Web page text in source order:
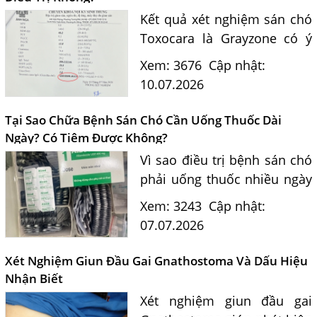
Kết quả xét nghiệm sán chó
Toxocara là Grayzone có ý
nghĩa gì? Bác sĩ Nguyễn Văn
Đức giải đáp khi nào cần
và những lưu ý phòng...
Xem: 3676 Cập nhật:
10.07.2026
Tại Sao Chữa Bệnh Sán Chó Cần Uống Thuốc Dài
Ngày? Có Tiêm Được Không?
Vì sao điều trị bệnh sán chó
phải uống thuốc nhiều ngày
mà không thể tiêm một mũi
duy nhất? Bác sĩ Nguyễn
đồ điều trị hiện...
Xem: 3243 Cập nhật:
07.07.2026
Xét Nghiệm Giun Đầu Gai Gnathostoma Và Dấu Hiệu
Nhận Biết
Xét nghiệm giun đầu gai